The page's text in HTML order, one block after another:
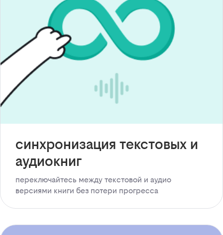
синхронизация текстовых и
аудиокниг
переключайтесь между текстовой и аудио
версиями книги без потери прогресса